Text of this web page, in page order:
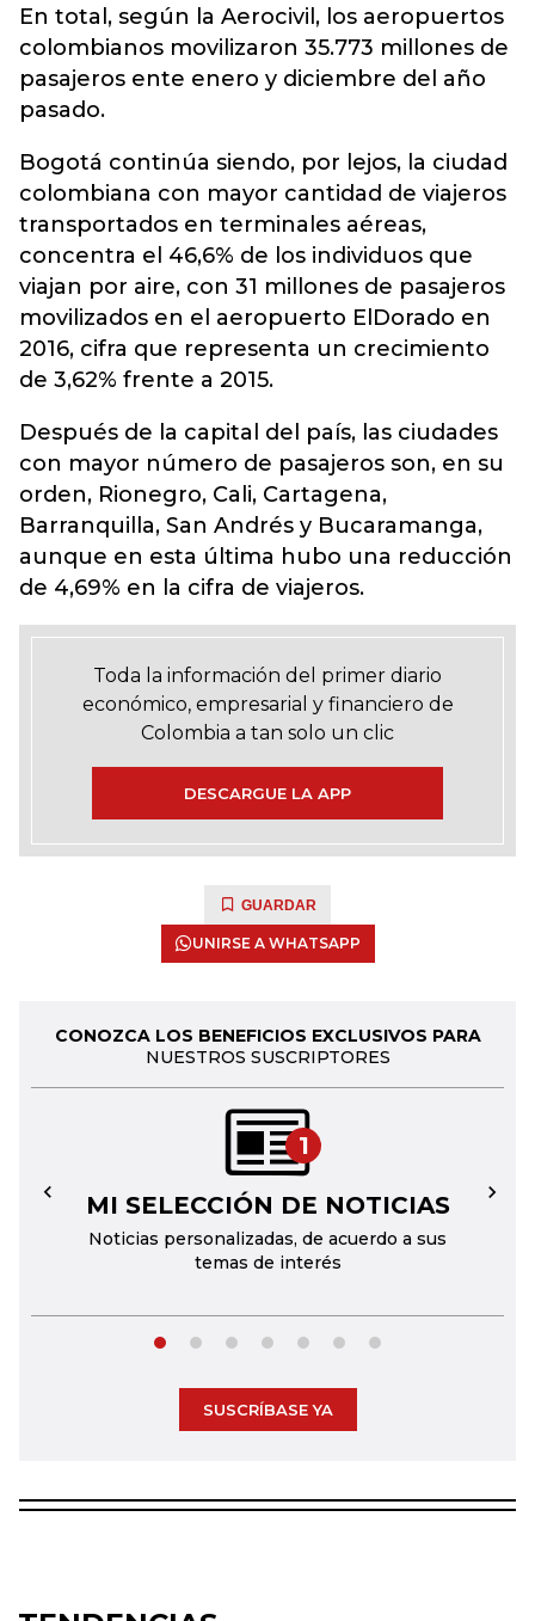
En total, según la Aerocivil, los aeropuertos
colombianos movilizaron 35.773 millones de
pasajeros ente enero y diciembre del año
pasado.
Bogotá continúa siendo, por lejos, la ciudad
colombiana con mayor cantidad de viajeros
transportados en terminales aéreas,
concentra el 46,6% de los individuos que
viajan por aire, con 31 millones de pasajeros
movilizados en el aeropuerto ElDorado en
2016, cifra que representa un crecimiento
de 3,62% frente a 2015.
Después de la capital del país, las ciudades
con mayor número de pasajeros son, en su
orden, Rionegro, Cali, Cartagena,
Barranquilla, San Andrés y Bucaramanga,
aunque en esta última hubo una reducción
de 4,69% en la cifra de viajeros.
Toda la información del primer diario
económico, empresarial y financiero de
Colombia a tan solo un clic
DESCARGUE LA APP
GUARDAR
UNIRSE A WHATSAPP
CONOZCA LOS BENEFICIOS EXCLUSIVOS PARA
NUESTROS SUSCRIPTORES
1
MI SELECCIÓN DE NOTICIAS
Noticias personalizadas, de acuerdo a sus
temas de interés
← →
SUSCRÍBASE YA